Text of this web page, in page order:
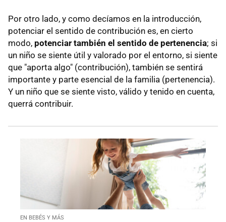
Por otro lado, y como decíamos en la introducción,
potenciar el sentido de contribución es, en cierto
modo, potenciar también el sentido de pertenencia; si
un niño se siente útil y valorado por el entorno, si siente
que "aporta algo" (contribución), también se sentirá
importante y parte esencial de la familia (pertenencia).
Y un niño que se siente visto, válido y tenido en cuenta,
querrá contribuir.
EN BEBÉS Y MÁS